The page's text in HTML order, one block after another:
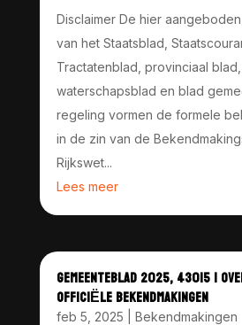
Disclaimer De hier
van het Staatsblad,
Tractatenblad, provinciaal
waterschapsblad en blad
regeling vormen de formele
in de zin van de
Rijkswet...
Lees meer
GEMEENTEBLAD 2025, 43015 |
OFFICIËLE BEKENDMAKINGEN
feb 5, 2025
Bekendmakingen